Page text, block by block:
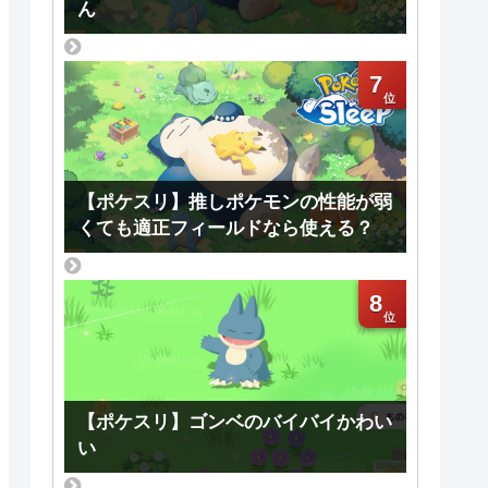
ん
7
【ポケスリ】推しポケモンの性能が弱
くても適正フィールドなら使える？
8
【ポケスリ】ゴンベのバイバイかわい
い